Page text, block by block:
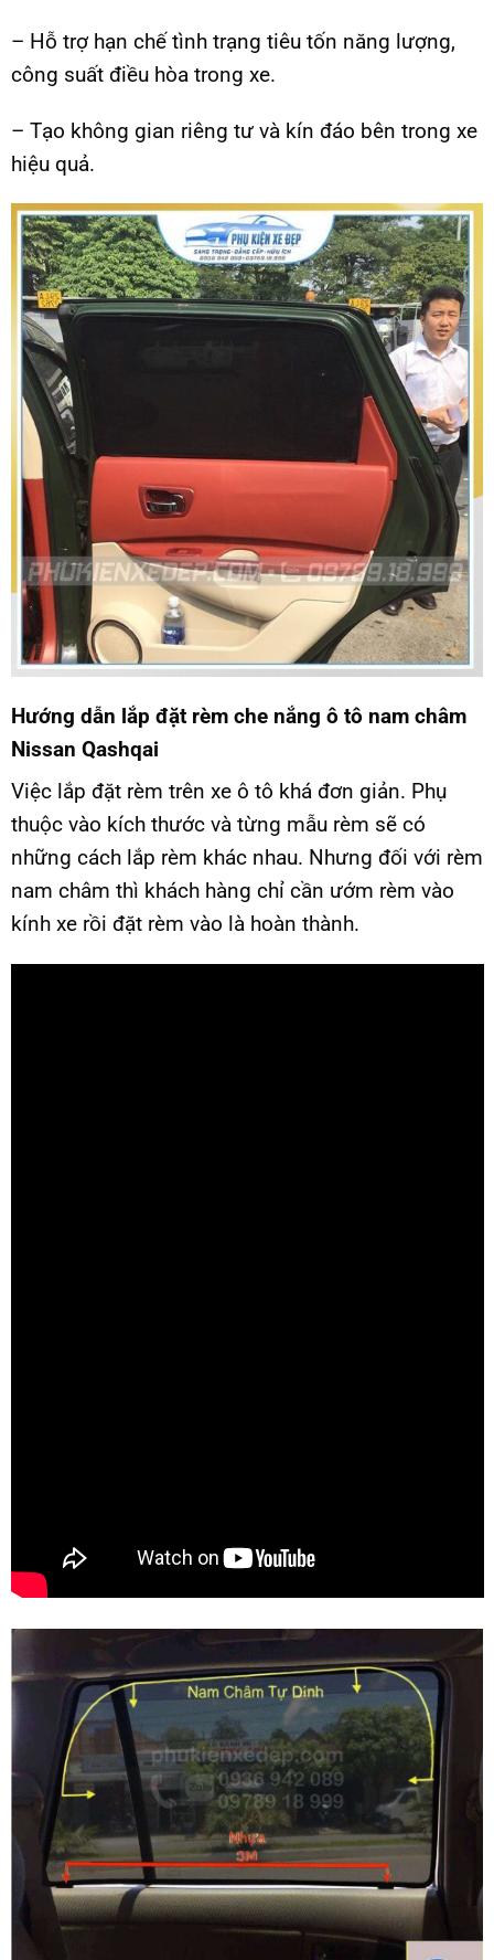
– Hỗ trợ hạn chế tình trạng tiêu tốn năng lượng,
công suất điều hòa trong xe.
– Tạo không gian riêng tư và kín đáo bên trong xe
hiệu quả.
Hướng dẫn lắp đặt rèm che nắng ô tô nam châm
Nissan Qashqai
Việc lắp đặt rèm trên xe ô tô khá đơn giản. Phụ
thuộc vào kích thước và từng mẫu rèm sẽ có
những cách lắp rèm khác nhau. Nhưng đối với rèm
nam châm thì khách hàng chỉ cần ướm rèm vào
kính xe rồi đặt rèm vào là hoàn thành.